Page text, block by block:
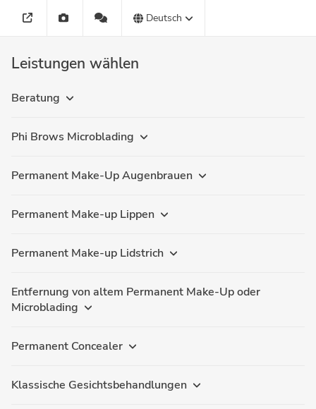
Deutsch
Leistungen wählen
Beratung
Phi Brows Microblading
Permanent Make-Up Augenbrauen
Permanent Make-up Lippen
Permanent Make-up Lidstrich
Entfernung von altem Permanent Make-Up oder
Microblading
Permanent Concealer
Klassische Gesichtsbehandlungen